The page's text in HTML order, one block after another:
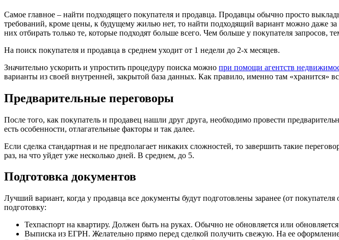
Самое главное – найти подходящего покупателя и продавца. Продавцы обычно просто
требований, кроме цены, к будущему жилью нет, то найти подходящий вариант можно даже
них отбирать только те, которые подходят больше всего. Чем больше у покупателя запросов,
На поиск покупателя и продавца в среднем уходит от 1 недели до 2-х месяцев.
Значительно ускорить и упростить процедуру поиска можно при помощи агентств
варианты из своей внутренней, закрытой база данных. Как правило, именно там «хранится»
Предварительные переговоры
После того, как покупатель и продавец нашли друг друга, необходимо провести
есть особенности, отлагательные факторы и так далее.
Если сделка стандартная и не предполагает никаких сложностей, то завершить такие
раз, на что уйдет уже несколько дней. В среднем, до 5.
Подготовка документов
Лучший вариант, когда у продавца все документы будут подготовлены заранее (от
подготовку:
Техпаспорт на квартиру. Должен быть на руках. Обычно не обновляется или
Выписка из ЕГРН. Желательно прямо перед сделкой получить свежую. На ее